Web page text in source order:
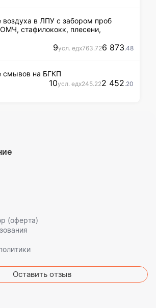
воздуха в ЛПУ с забором проб
стафилококк, плесени,
9усл. едx763.726 873.48
смывов на БГКП
10усл. едx245.222 452.20
(оферта)
Оставить отзыв